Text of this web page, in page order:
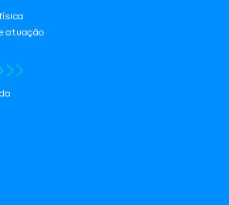
atuação